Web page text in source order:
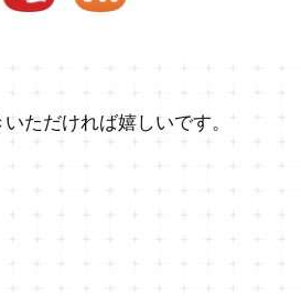
ただければ嬉しいです。